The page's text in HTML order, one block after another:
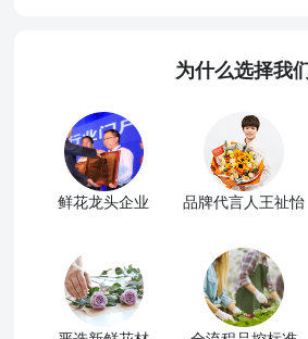
为什么选择我
鲜花龙头企业 品牌代言人王祉怡